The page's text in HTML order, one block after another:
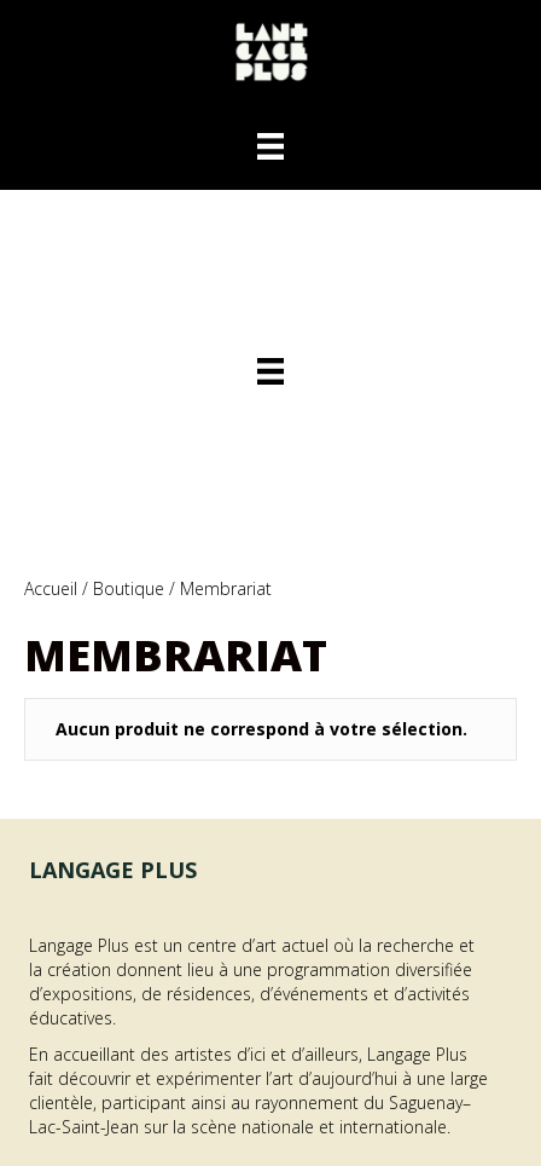
Accueil / Boutique / Membrariat
MEMBRARIAT
Aucun produit ne correspond à votre sélection.
LANGAGE PLUS
Langage Plus est un centre d’art actuel où la recherche et
la création donnent lieu à une programmation diversifiée
d’expositions, de résidences, d’événements et d’activités
éducatives.
En accueillant des artistes d’ici et d’ailleurs, Langage Plus
fait découvrir et expérimenter l’art d’aujourd’hui à une large
clientèle, participant ainsi au rayonnement du Saguenay–
Lac-Saint-Jean sur la scène nationale et internationale.